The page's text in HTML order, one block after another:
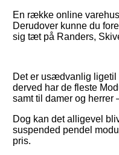
En række online
Derudover kunne du
sig tæt på Randers,
Det er usædvanlig ligetil
derved har de fleste
samt til damer og herrer
Dog kan det alligevel
suspended pendel
pris.